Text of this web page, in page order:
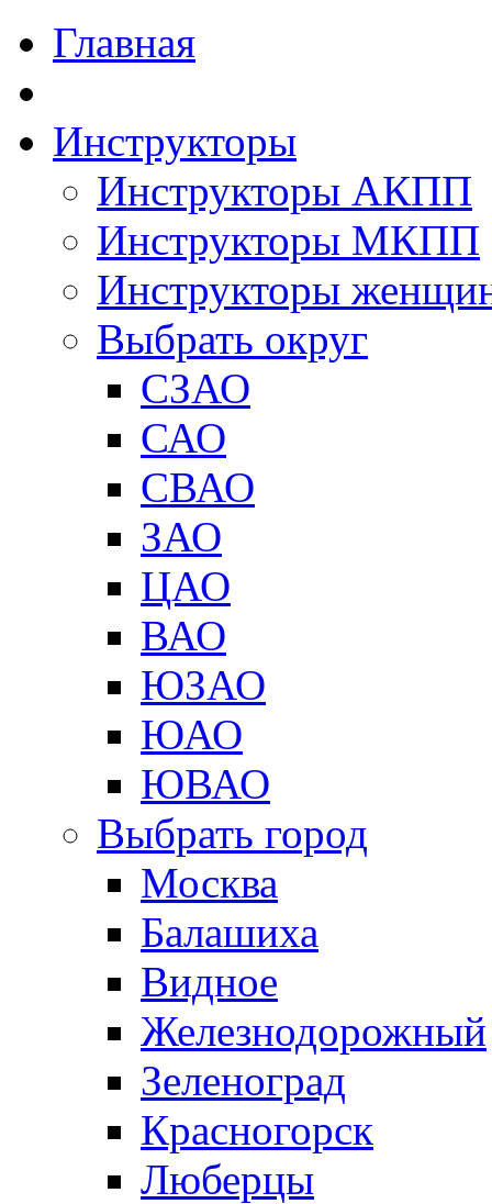
Главная
Инструкторы
Инструкторы АКПП
Инструкторы МКПП
Инструкторы
Выбрать округ
СЗАО
САО
СВАО
ЗАО
ЦАО
ВАО
ЮЗАО
ЮАО
ЮВАО
Выбрать город
Москва
Балашиха
Видное
Железнодорожный
Зеленоград
Красногорск
Люберцы